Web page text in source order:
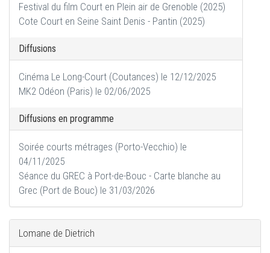
Festival du film Court en Plein air de Grenoble (2025)
Cote Court en Seine Saint Denis - Pantin (2025)
Diffusions
Cinéma Le Long-Court (Coutances) le 12/12/2025
MK2 Odéon (Paris) le 02/06/2025
Diffusions en programme
Soirée courts métrages (Porto-Vecchio) le
04/11/2025
Séance du GREC à Port-de-Bouc - Carte blanche au
Grec (Port de Bouc) le 31/03/2026
Lomane de Dietrich